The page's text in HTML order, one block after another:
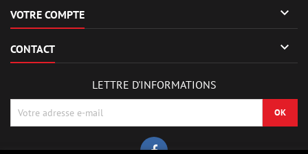
VOTRE COMPTE 
CONTACT 
LETTRE D'INFORMATIONS